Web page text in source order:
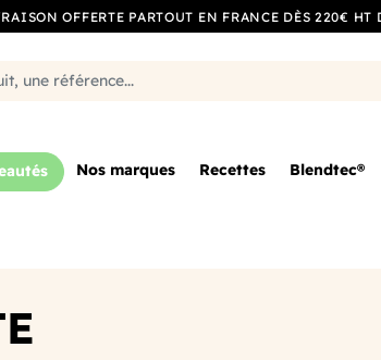
OFFERTE PARTOUT EN FRANCE DÈS 220€ HT
Nos marques Recettes Blendtec®